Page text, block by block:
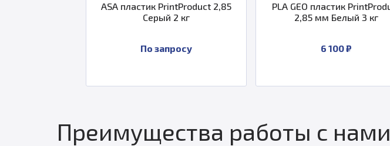
ASA пластик PrintProduct 2,85
Серый 2 кг
По запросу
PLA GEO пластик PrintProduct
2,85 мм Белый 3 кг
Преимущества работы с нами